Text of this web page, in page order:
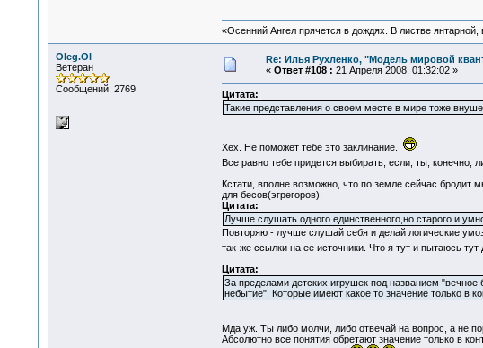
«Осенний Ангел прячется в дождях. В листве янтарной,
Oleg.Ol
Ветеран
Сообщений: 2769
Re: Илья Рухленко, "Модель мировой
« Ответ #108 : 21 Апреля 2008, 01:32:02 »
Цитата:
Такие представления о своем месте в мире тоже
Хех. Не поможет тебе это заклинание.
Все равно тебе придется выбирать, если, ты, конечно,
Кстати, вполне возможно, что по земле сейчас
для бесов(эгрегоров).
Цитата:
Лучше слушать одного единственного,но старого и
Повторяю - лучше слушай себя и делай логические
так-же ссылки на ее источники. Что я тут и пытаюсь тут
Цитата:
За пределами детских игрушек под названием "вечное
небытие". Которые имеют какое то значение только в
Мда уж. Ты либо молчи, либо отвечай на вопрос, а не
Абсолютно все понятия обретают значение только в